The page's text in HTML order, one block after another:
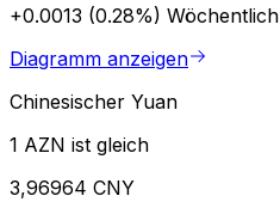
+0.0013 (0.28%) Wöchentlich
Diagramm anzeigen
Chinesischer Yuan
1 AZN ist gleich
3,96964 CNY